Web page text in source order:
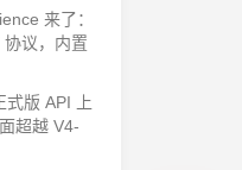
来了：
议，内置
式版 API 上
超越 V4-